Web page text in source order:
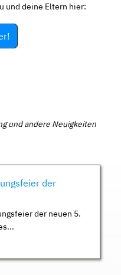
und deine Eltern hier:
und andere Neuigkeiten
der
der neuen 5.